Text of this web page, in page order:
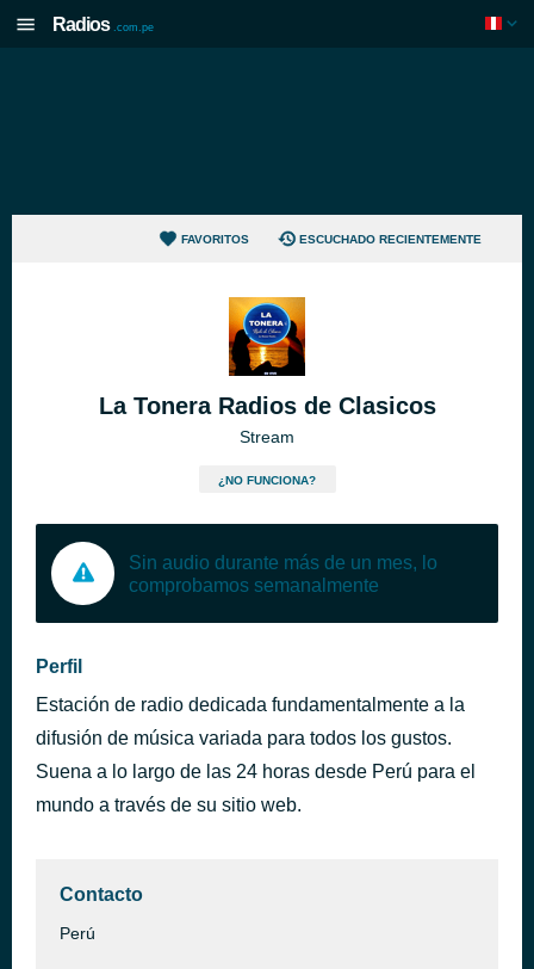
Radios .com.pe
FAVORITOS ESCUCHADO RECIENTEMENTE
La Tonera Radios de Clasicos
Stream
¿NO FUNCIONA?
Sin audio durante más de un mes, lo
comprobamos semanalmente
Perfil
Estación de radio dedicada fundamentalmente a la
difusión de música variada para todos los gustos.
Suena a lo largo de las 24 horas desde Perú para el
mundo a través de su sitio web.
Contacto
Perú